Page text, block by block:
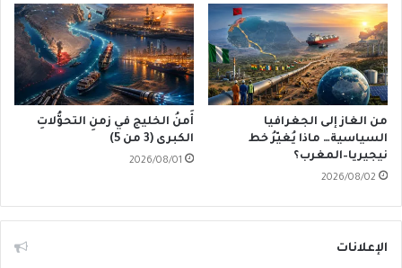
من الغاز إلى الجغرافيا
السياسية… ماذا يُغيّرُ خط
نيجيريا–المغرب؟
2026/08/02
أَمنُ الخليج في زمنِ التحوُّلاتِ
الكبرى (3 من 5)
2026/08/01
الإعلانات